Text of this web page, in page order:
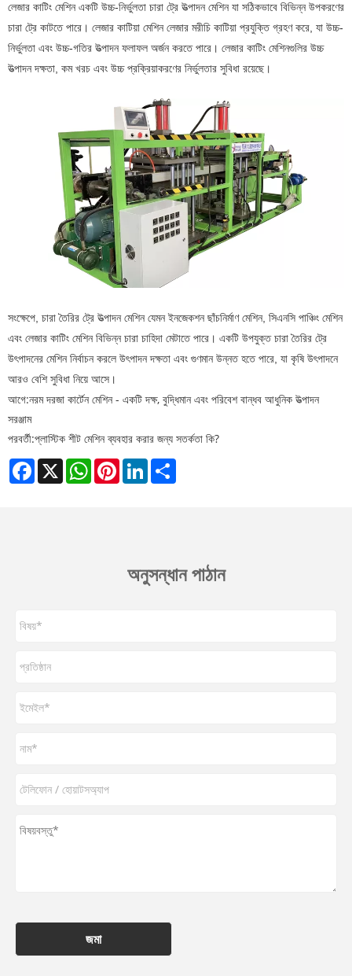
লেজার কাটিং মেশিন একটি উচ্চ-নির্ভুলতা চারা ট্রে উত্পাদন মেশিন যা সঠিকভাবে বিভিন্ন উপকরণের
চারা ট্রে কাটতে পারে। লেজার কাটিয়া মেশিন লেজার মরীচি কাটিয়া প্রযুক্তি গ্রহণ করে, যা উচ্চ-
নির্ভুলতা এবং উচ্চ-গতির উত্পাদন ফলাফল অর্জন করতে পারে। লেজার কাটিং মেশিনগুলির উচ্চ
উত্পাদন দক্ষতা, কম খরচ এবং উচ্চ প্রক্রিয়াকরণের নির্ভুলতার সুবিধা রয়েছে।
সংক্ষেপে, চারা তৈরির ট্রে উত্পাদন মেশিন যেমন ইনজেকশন ছাঁচনির্মাণ মেশিন, সিএনসি পাঞ্চিং মেশিন
এবং লেজার কাটিং মেশিন বিভিন্ন চারা চাহিদা মেটাতে পারে। একটি উপযুক্ত চারা তৈরির ট্রে
উৎপাদনের মেশিন নির্বাচন করলে উৎপাদন দক্ষতা এবং গুণমান উন্নত হতে পারে, যা কৃষি উৎপাদনে
আরও বেশি সুবিধা নিয়ে আসে।
আগে:নরম দরজা কার্টেন মেশিন - একটি দক্ষ, বুদ্ধিমান এবং পরিবেশ বান্ধব আধুনিক উত্পাদন
সরঞ্জাম
পরবর্তী:প্লাস্টিক শীট মেশিন ব্যবহার করার জন্য সতর্কতা কি?
Facebook
X WhatsAppPinterestLinkedIn
অনুসন্ধান পাঠান
জমা